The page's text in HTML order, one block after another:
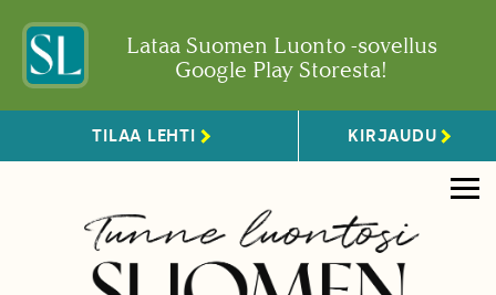
Lataa Suomen Luonto -sovellus
Google Play Storesta!
TILAA LEHTI KIRJAUDU